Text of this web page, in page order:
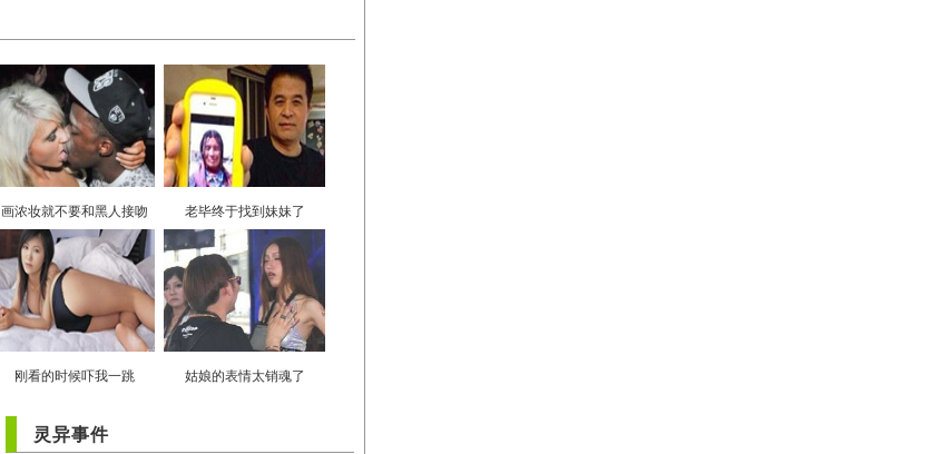
画浓妆就不要和黑人接吻 老毕终于找到妹妹了
刚看的时候吓我一跳 姑娘的表情太销魂了
灵异事件